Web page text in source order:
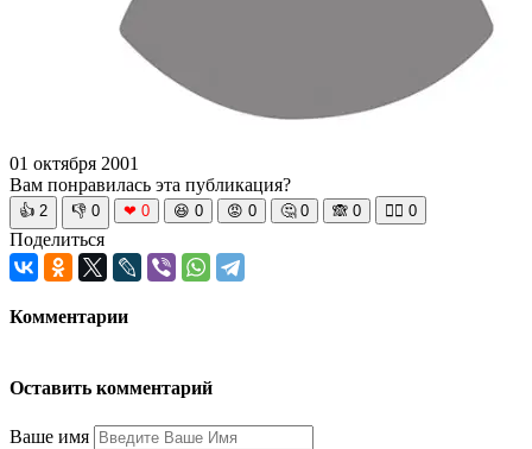
01 октября 2001
Вам понравилась эта публикация?
👍 2 👎 0 ❤ 0 😆 0 😡 0 🤔 0 🙈 0 🧘‍♀️ 0
Поделиться
Комментарии
Оставить комментарий
Ваше имя